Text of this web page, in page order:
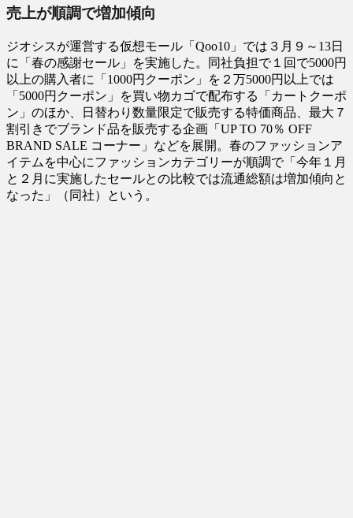
売上が順調で増加傾向
ジオシスが運営する仮想モール「Qoo10」では３月９～13日
に「春の感謝セール」を実施した。同社負担で１回で5000円
以上の購入者に「1000円クーポン」を２万5000円以上では
「5000円クーポン」を買い物カゴで配布する「カートクーポ
ン」のほか、日替わり数量限定で販売する特価商品、最大７
割引きでブランド品を販売する企画「UP TO 70％ OFF
BRAND SALE コーナー」などを展開。春のファッションア
イテムを中心にファッションカテゴリーが順調で「今年１月
と２月に実施したセールとの比較では流通総額は増加傾向と
なった」（同社）という。